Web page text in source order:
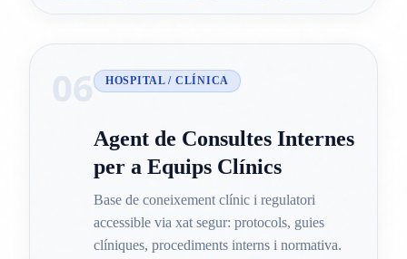
06 HOSPITAL / CLÍNICA
Agent de Consultes Internes
per a Equips Clínics
Base de coneixement clínic i regulatori
accessible via xat segur: protocols, guies
clíniques, procediments interns i normativa.